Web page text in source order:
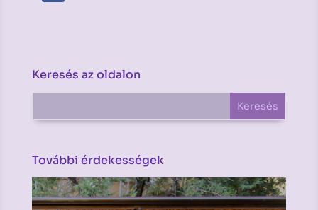
Keresés az oldalon
További érdekességek